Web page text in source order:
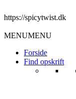
https://spicytwist.dk
MENUMENU
Forside
Find opskrift